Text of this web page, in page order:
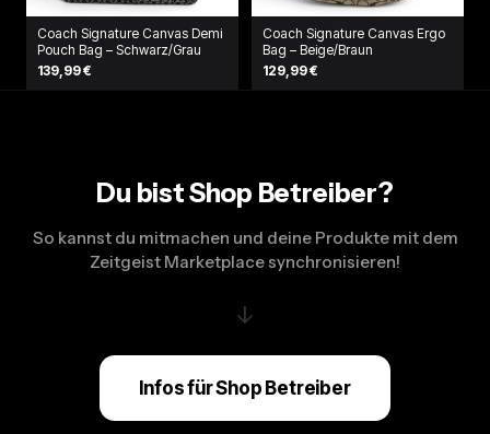
Coach Signature Canvas Demi
Pouch Bag – Schwarz/Grau
139,99 €
Coach Signature Canvas Ergo
Bag – Beige/Braun
129,99 €
Du bist Shop Betreiber?
So kannst du mitmachen und deine Produkte mit dem
Zeitgeist Marketplace synchronisieren!
↓
Infos für Shop Betreiber